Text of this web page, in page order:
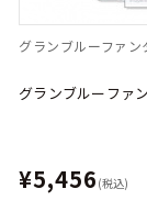
グランブルーファン
グランブルーファ
¥5,456 (税込)